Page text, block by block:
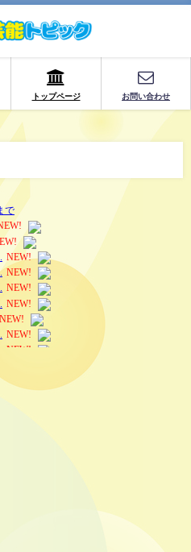
トップページ お問い合わせ